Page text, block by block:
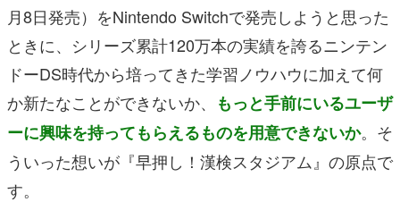
月8日発売）をNintendo Switchで発売しようと思った
ときに、シリーズ累計120万本の実績を誇るニンテン
ドーDS時代から培ってきた学習ノウハウに加えて何
か新たなことができないか、
もっと手前にいるユーザ
ーに興味を持ってもらえるものを用意できないか。そ
ういった想いが『早押し！漢検スタジアム』の原点で
す。